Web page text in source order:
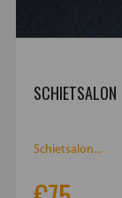
SCHIETSALON
Schietsalon...